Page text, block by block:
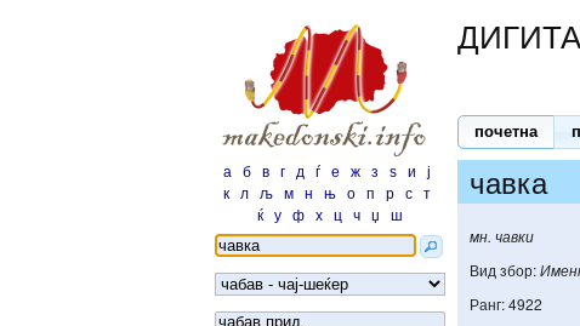
почетна
а б в г д ѓ е ж з ѕ и ј
к
л љ м н њ о п р с т
ќ у ф х ц ч џ ш
чавка
мн. чавки
Вид збор:
Ранг: 4922